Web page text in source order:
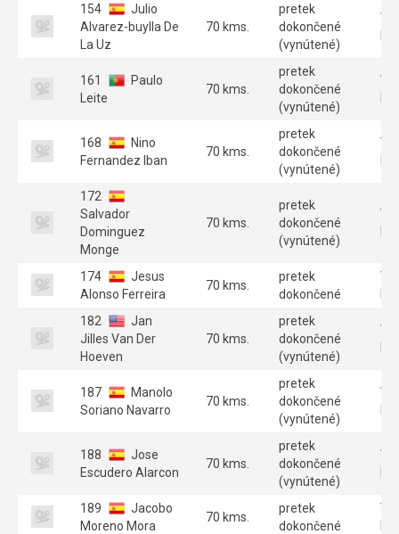
154
Julio
Alvarez-buylla De
La Uz
70 kms.
pretek
dokončené
(vynútené)
161
Paulo
Leite
70 kms.
pretek
dokončené
(vynútené)
168
Nino
Fernandez Iban
70 kms.
pretek
dokončené
(vynútené)
172
Salvador
Dominguez
Monge
70 kms.
pretek
dokončené
(vynútené)
174
Jesus
Alonso Ferreira
70 kms.
pretek
dokončené
182
Jan
Jilles Van Der
Hoeven
70 kms.
pretek
dokončené
(vynútené)
187
Manolo
Soriano Navarro
70 kms.
pretek
dokončené
(vynútené)
188
Jose
Escudero Alarcon
70 kms.
pretek
dokončené
(vynútené)
189
Jacobo
Moreno Mora
70 kms.
pretek
dokončené